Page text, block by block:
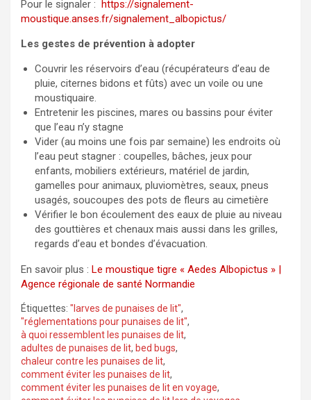
Pour le signaler : https://signalement-
moustique.anses.fr/signalement_albopictus/
Les gestes de prévention à adopter
Couvrir les réservoirs d’eau (récupérateurs d’eau de
pluie, citernes bidons et fûts) avec un voile ou une
moustiquaire.
Entretenir les piscines, mares ou bassins pour éviter
que l’eau n’y stagne
Vider (au moins une fois par semaine) les endroits où
l’eau peut stagner : coupelles, bâches, jeux pour
enfants, mobiliers extérieurs, matériel de jardin,
gamelles pour animaux, pluviomètres, seaux, pneus
usagés, soucoupes des pots de fleurs au cimetière
Vérifier le bon écoulement des eaux de pluie au niveau
des gouttières et chenaux mais aussi dans les grilles,
regards d’eau et bondes d’évacuation.
En savoir plus : Le moustique tigre « Aedes Albopictus » |
Agence régionale de santé Normandie
Étiquettes: "larves de punaises de lit",
"réglementations pour punaises de lit",
à quoi ressemblent les punaises de lit,
adultes de punaises de lit, bed bugs,
chaleur contre les punaises de lit,
comment éviter les punaises de lit,
comment éviter les punaises de lit en voyage,